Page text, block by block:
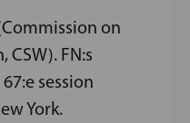
on
CSW). FN:s
session
York.